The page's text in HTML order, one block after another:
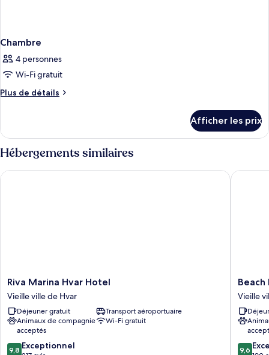
Chambre
4 personnes
Wi-Fi gratuit
Plus de détails
Plus
Chambre
Afficher les prix
Hébergements similaires
Riva
Marina
Hvar
Hotel
Vieille
ville
de
Riva Marina Hvar Hotel
Vieille ville de Hvar
Déjeuner gratuit
Transport aéroportuaire
Animaux de compagnie
acceptés
Wi-Fi gratuit
9.8
9,8 Exceptionnel
Riva Marina Hvar Hotel
Beach
Bay
Hvar
Hotel
Vieille
ville
de
Beach
Vieille
9.6
9,6
Beach